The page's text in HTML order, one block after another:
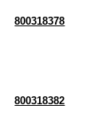
800318378
800318382